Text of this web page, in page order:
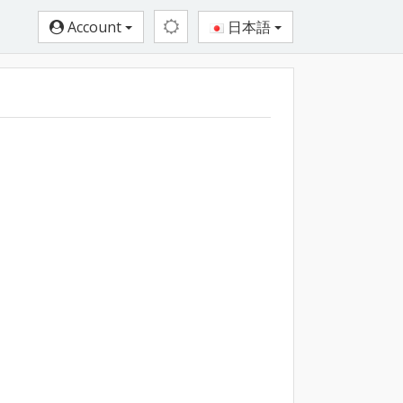
Account 日本語